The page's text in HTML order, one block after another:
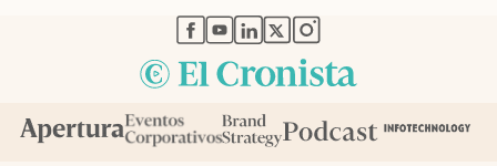
abre en nueva pestaña
abre en nueva pestaña
abre en nueva pestaña
abre en nueva pestaña
abre en nueva pestaña